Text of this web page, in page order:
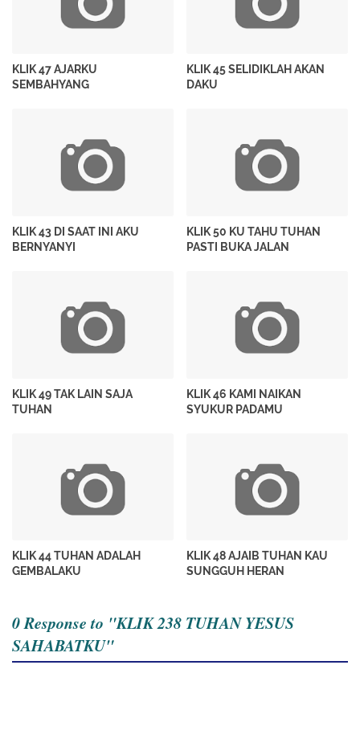
KLIK 47 AJARKU
SEMBAHYANG
KLIK 45 SELIDIKLAH AKAN
DAKU
KLIK 43 DI SAAT INI AKU
BERNYANYI
KLIK 50 KU TAHU TUHAN
PASTI BUKA JALAN
KLIK 49 TAK LAIN SAJA
TUHAN
KLIK 46 KAMI NAIKAN
SYUKUR PADAMU
KLIK 44 TUHAN ADALAH
GEMBALAKU
KLIK 48 AJAIB TUHAN KAU
SUNGGUH HERAN
0 Response to "KLIK 238 TUHAN YESUS
SAHABATKU"